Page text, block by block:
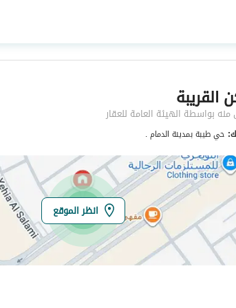
عمائر سكنية
عدد الغرف
نعم
اكثر من عشر سنوات
40
هل يوجد اي التزام
على العقار ؟
القريبة
بواسطة الهيئة العامة للعقار
حي طيبة بمدينة الدمام .
انظر الموقع